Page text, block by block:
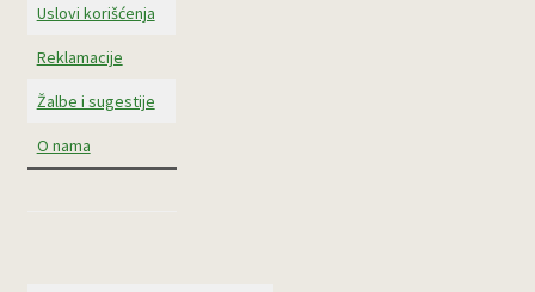
Uslovi korišćenja
Reklamacije
Žalbe i sugestije
O nama